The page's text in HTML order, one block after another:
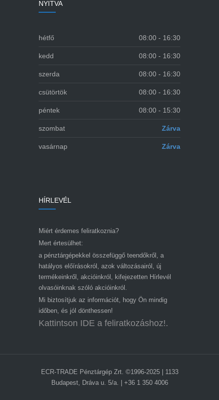
NYITVA
hétfő 08:00 - 16:30
kedd 08:00 - 16:30
szerda 08:00 - 16:30
csütörtök 08:00 - 16:30
péntek 08:00 - 15:30
szombat Zárva
vasárnap Zárva
HÍRLEVÉL
Miért érdemes feliratkoznia?
Mert értesülhet:
a pénztárgépekkel összefüggő teendőkről, a
hatályos előírásokról, azok változásairól, új
termékeinkről, akcióinkról, kifejezetten Hírlevél
olvasóinknak szóló akcióinkról.
Mi biztosítjuk az információt, hogy Ön mindig
időben, és jól dönthessen!
Kattintson IDE a feliratkozáshoz!.
ECR-TRADE Pénztárgép Zrt. ©1996-2025 | 1133
Budapest, Dráva u. 5/a. | +36 1 350 4006